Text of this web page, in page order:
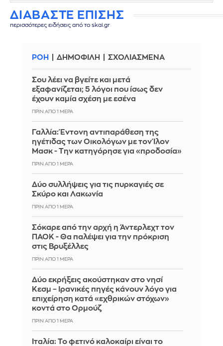
ΔΙΑΒΑΣΤΕ ΕΠΙΣΗΣ
περισσότερες ειδήσεις από το skai.gr
ΡΟΗ ΔΗΜΟΦΙΛΗ ΣΧΟΛΙΑΣΜΕΝΑ
Σου λέει να βγείτε και μετά
εξαφανίζεται; 5 λόγοι που ίσως δεν
έχουν καμία σχέση με εσένα
ΠΡΙΝ ΑΠΌ 1 ΜΈΡΑ
Γαλλία: Έντονη αντιπαράθεση της
ηγέτιδας των Οικολόγων με τον Ίλον
Μασκ - Την κατηγόρησε για «προδοσία»
ΠΡΙΝ ΑΠΌ 1 ΜΈΡΑ
Δύο συλλήψεις για τις πυρκαγιές σε
Σκύρο και Λακωνία
ΠΡΙΝ ΑΠΌ 1 ΜΈΡΑ
Σόκαρε από την αρχή η Άντερλεχτ τον
ΠΑΟΚ - Θα παλέψει για την πρόκριση
στις Βρυξέλλες
ΠΡΙΝ ΑΠΌ 1 ΜΈΡΑ
Δύο εκρήξεις ακούστηκαν στο νησί
Κεσμ – Ιρανικές πηγές κάνουν λόγο για
επιχείρηση κατά «εχθρικών στόχων»
κοντά στο Ορμούζ
ΠΡΙΝ ΑΠΌ 1 ΜΈΡΑ
Ιταλία: To φετινό καλοκαίρι είναι το